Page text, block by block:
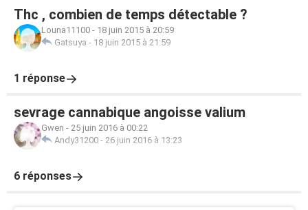
Thc , combien de temps détectable ?
Louna11100 - 18 juin 2015 à 20:59
Gatsuya - 18 juin 2015 à 21:59
1 réponse
sevrage cannabique angoisse valium
Gwen - 25 juin 2016 à 00:22
Andy31200 - 26 juin 2016 à 13:23
6 réponses